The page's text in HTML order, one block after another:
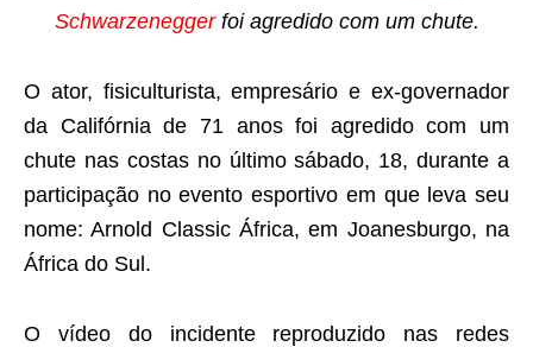
Schwarzeneggerfoi agredido com um chute.
O ator, fisiculturista, empresário e ex-governador
da Califórnia de 71 anos foi agredido com um
chute nas costas no último sábado, 18, durante a
participação no evento esportivo em que leva seu
nome: Arnold Classic África, em Joanesburgo, na
África do Sul.
O vídeo do incidente reproduzido nas redes